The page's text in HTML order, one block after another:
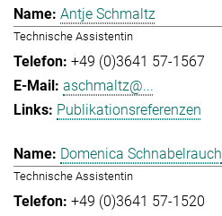
Antje Schmaltz
Technische Assistentin
+49 (0)3641 57-1567
aschmaltz@...
Publikationsreferenzen
Domenica Schnabelrauch
Technische Assistentin
+49 (0)3641 57-1520